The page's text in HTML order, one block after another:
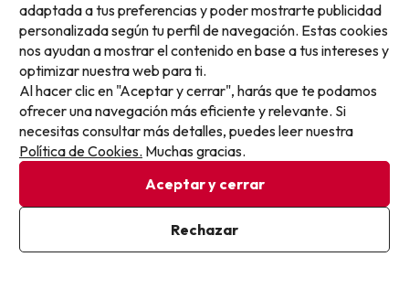
Otras iniciativas de éxito del grupo Viajes Para Ti S.L.U.
son Esquiades.com (la web líder de viajes a la nieve en
España) y Amimir.com, el buscador de hoteles con más
de 1.000.000 de alojamientos disponibles para
reservar y viajar por todo el mundo.
Sobre Buscounchollo.com
adaptada a tus preferencias y poder mostrarte publicidad
personalizada según tu perfil de navegación. Estas cookies
nos ayudan a mostrar el contenido en base a tus intereses y
optimizar nuestra web para ti.
Al hacer clic en "Aceptar y cerrar", harás que te podamos
ofrecer una navegación más eficiente y relevante. Si
necesitas consultar más detalles, puedes leer nuestra
Política de Cookies. Muchas gracias.
Aceptar y cerrar
Rechazar